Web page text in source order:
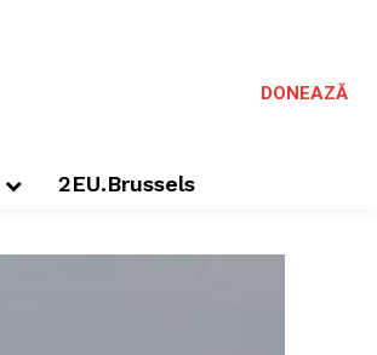
DONEAZĂ
2EU.Brussels